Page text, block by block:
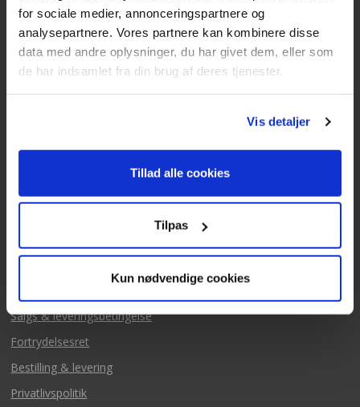
for sociale medier, annonceringspartnere og
analysepartnere. Vores partnere kan kombinere disse
data med andre oplysninger, du har givet dem, eller som
de har indsamlet fra din brug af deres tjenester.
Vis detaljer
Tillad alle cookies
Tilpas
Kun nødvendige cookies
Kundeservice
Tlf: 63 95 55 55
Mandag - torsdag 09:00 - 15:00
Salgs & leveringsbetingelse
Fortrydelsesret
Bestilling & levering
Privatlivspolitik